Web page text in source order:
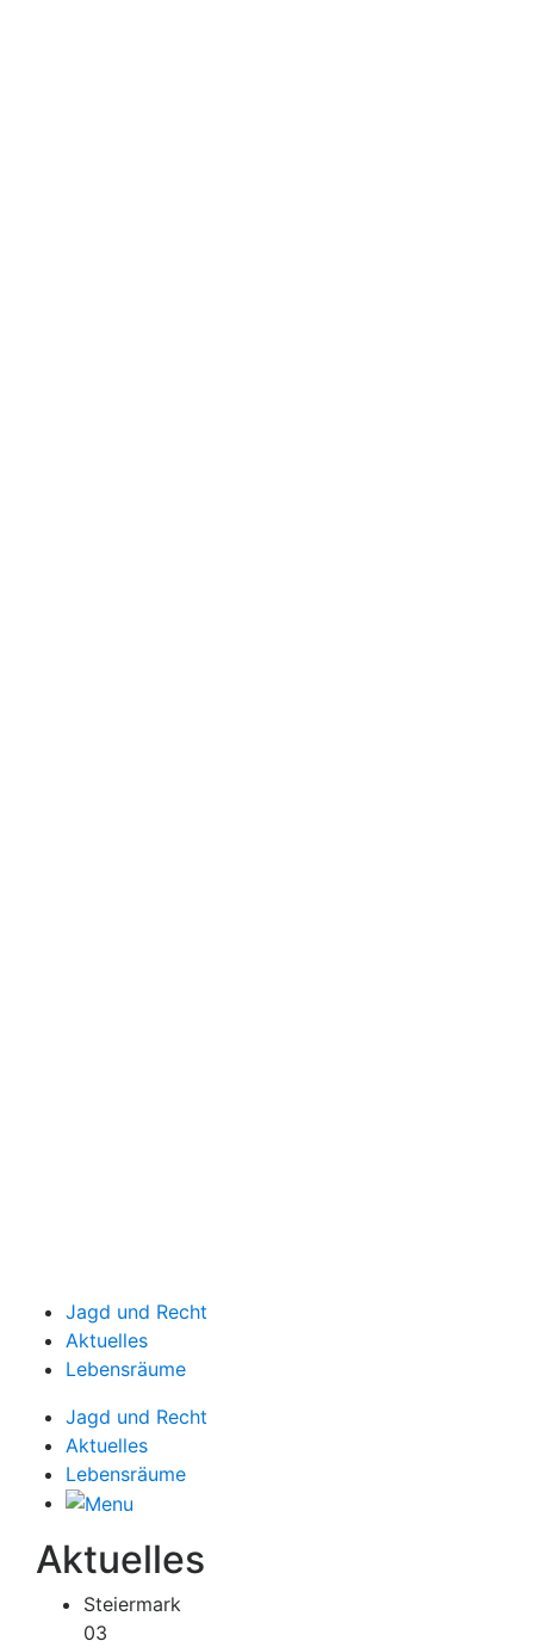
Jagd und Recht
Aktuelles
Lebensräume
Jagd und Recht
Aktuelles
Lebensräume
Aktuelles
Steiermark
03